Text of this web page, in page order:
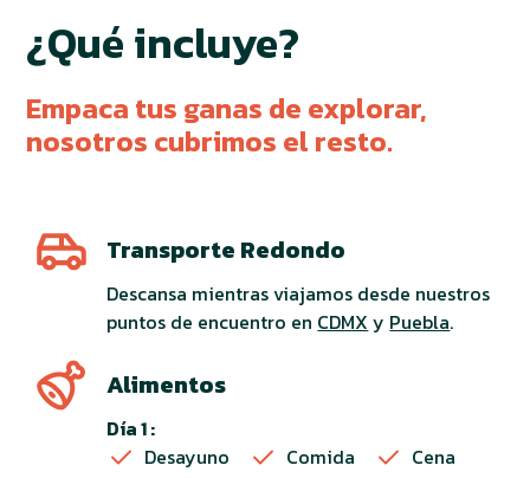
¿Qué incluye?
Empaca tus ganas de explorar,
nosotros cubrimos el resto.
Transporte Redondo
Descansa mientras viajamos desde nuestros
puntos de encuentro en CDMX y Puebla.
Alimentos
Día 1 :
Desayuno
Comida
Cena